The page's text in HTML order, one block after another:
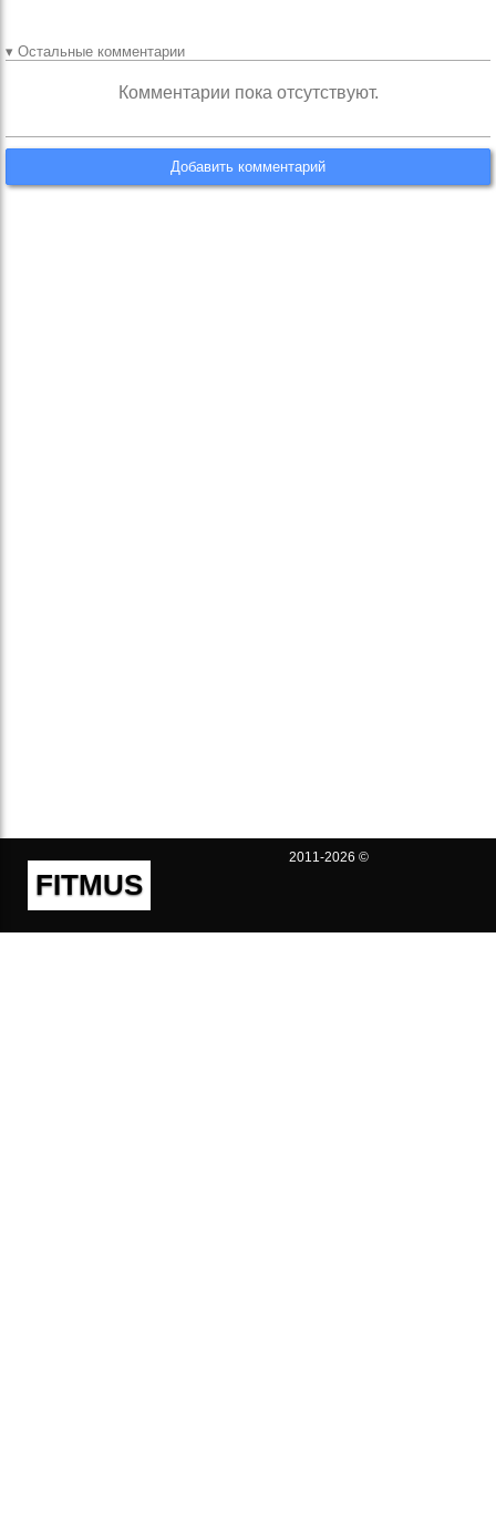
▾ Остальные комментарии
Комментарии пока отсутствуют.
Добавить комментарий
FITMUS
2011-2026 ©